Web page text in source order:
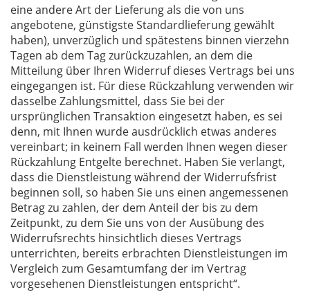
eine andere Art der Lieferung als die von uns
angebotene, günstigste Standardlieferung gewählt
haben), unverzüglich und spätestens binnen vierzehn
Tagen ab dem Tag zurückzuzahlen, an dem die
Mitteilung über Ihren Widerruf dieses Vertrags bei uns
eingegangen ist. Für diese Rückzahlung verwenden wir
dasselbe Zahlungsmittel, dass Sie bei der
ursprünglichen Transaktion eingesetzt haben, es sei
denn, mit Ihnen wurde ausdrücklich etwas anderes
vereinbart; in keinem Fall werden Ihnen wegen dieser
Rückzahlung Entgelte berechnet. Haben Sie verlangt,
dass die Dienstleistung während der Widerrufsfrist
beginnen soll, so haben Sie uns einen angemessenen
Betrag zu zahlen, der dem Anteil der bis zu dem
Zeitpunkt, zu dem Sie uns von der Ausübung des
Widerrufsrechts hinsichtlich dieses Vertrags
unterrichten, bereits erbrachten Dienstleistungen im
Vergleich zum Gesamtumfang der im Vertrag
vorgesehenen Dienstleistungen entspricht“.